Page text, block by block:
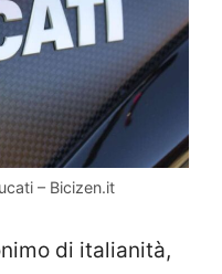
– Bicizen.it
di italianità,